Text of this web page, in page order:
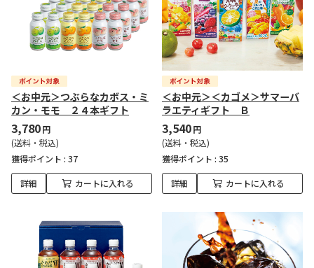
＜お中元＞つぶらなカボス・ミ
カン・モモ ２４本ギフト
3,780円
(送料・税込)
獲得ポイント : 37
詳細 カートに入れる
＜お中元＞＜カゴメ＞サマーバ
ラエティギフト Ｂ
3,540円
(送料・税込)
獲得ポイント : 35
詳細 カートに入れる